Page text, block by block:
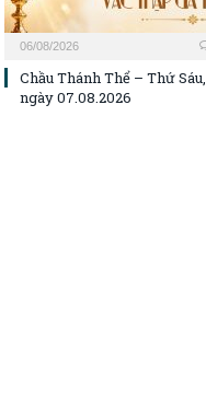
06/08/2026
Chầu Thánh Thể – Thứ Sáu,
ngày 07.08.2026